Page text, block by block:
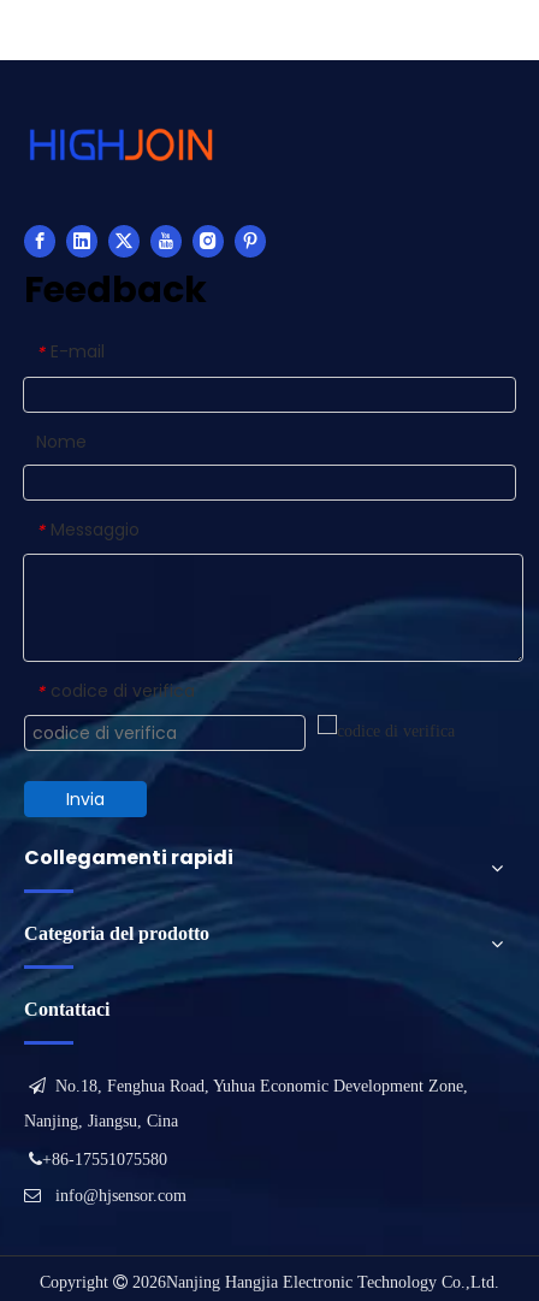
Feedback
* E-mail
Nome
* Messaggio
* codice di verifica
Invia
Collegamenti rapidi
Categoria del prodotto
Contattaci
 No.18, Fenghua Road, Yuhua Economic Development Zone,
Nanjing, Jiangsu, Cina
+86-17551075580
 info@hjsensor.com
Copyright  2026Nanjing Hangjia Electronic Technology Co.,Ltd.